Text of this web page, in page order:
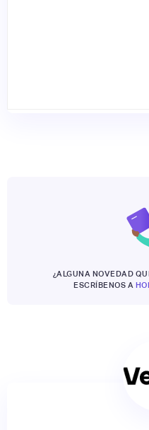
¿ALGUNA NOVEDAD
ESCRÍBENOS A